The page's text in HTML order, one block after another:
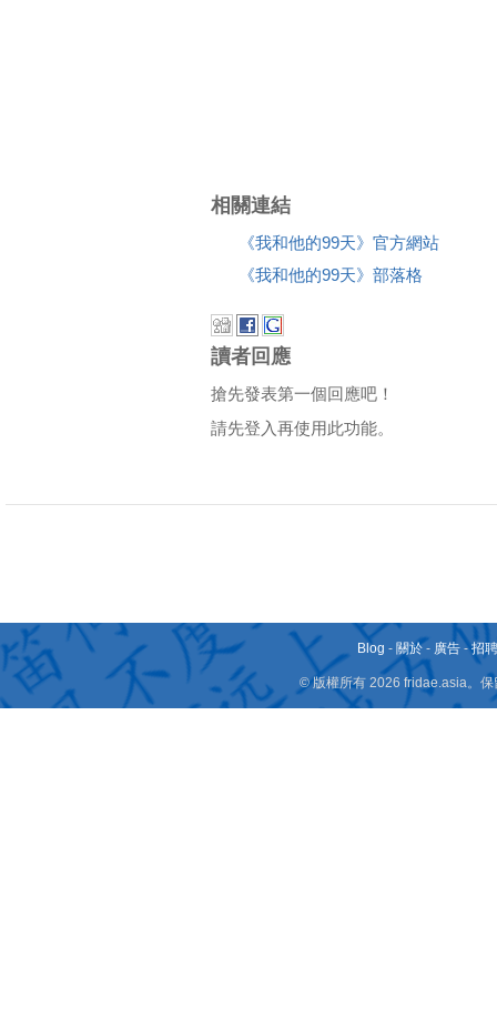
相關連結
《我和他的99天》官方網站
《我和他的99天》部落格
讀者回應
搶先發表第一個回應吧！
請先登入再使用此功能。
Blog - 關於 - 廣告 -招
© 版權所有 2026 fridae.asia。